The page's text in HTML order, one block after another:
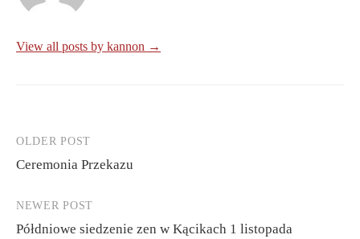
View all posts by kannon →
Post
navigation
OLDER POST
Ceremonia Przekazu
NEWER POST
Półdniowe siedzenie zen w Kącikach 1 listopada